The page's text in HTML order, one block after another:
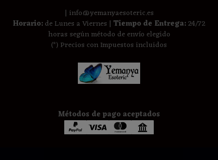
| info@yemanyaesoteric.es
Horario:de Lunes a Viernes | Tiempo de Entrega:24/72
horas según método de envío elegido
(*) Precios con Impuestos incluidos
Métodos de pago aceptados